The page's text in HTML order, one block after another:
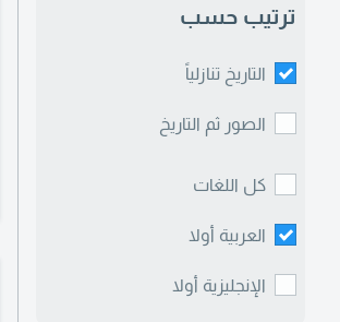
ترتيب حسب
التاريخ تنازلياً
الصور ثم التاريخ
كل اللغات
العربية أولا
الإنجليزية أولا